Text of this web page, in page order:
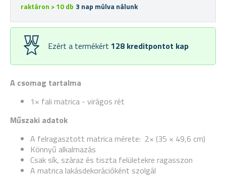
A csomag tartalma
1× fali matrica - virágos rét
Műszaki adatok
A felragasztott matrica mérete: 2× (35 × 49,6 cm)
Könnyű alkalmazás
Csak sík, száraz és tiszta felületekre ragasszon
A matrica lakásdekorációként szolgál
raktáron > 10 db 3 nap múlva nálunk
Ezért a termékért 128 kreditpontot kap